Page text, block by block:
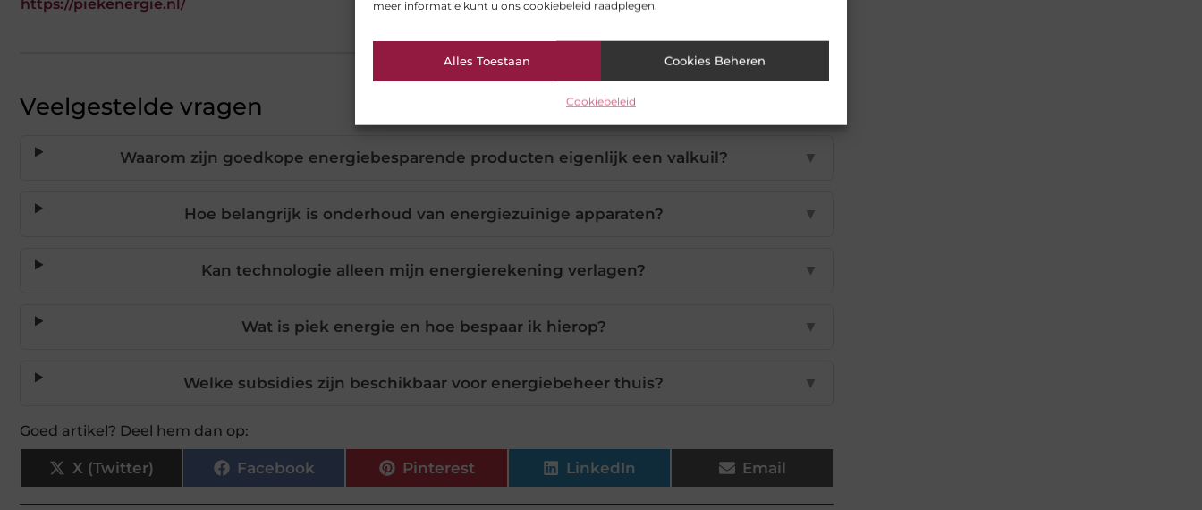
meer informatie kunt u ons cookiebeleid raadplegen.
Alles Toestaan Cookies Beheren
Cookiebeleid
https://piekenergie.nl/
Veelgestelde vragen
Waarom zijn goedkope energiebesparende producten eigenlijk een valkuil? ▼
Hoe belangrijk is onderhoud van energiezuinige apparaten? ▼
Kan technologie alleen mijn energierekening verlagen? ▼
Wat is piek energie en hoe bespaar ik hierop? ▼
Welke subsidies zijn beschikbaar voor energiebeheer thuis? ▼
Goed artikel? Deel hem dan op:
X (Twitter) Facebook Pinterest LinkedIn Email